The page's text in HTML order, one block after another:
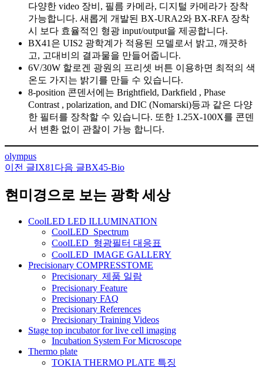
다양한 video 장비, 필름 카메라, 디지털 카메라가 장착
가능합니다. 새롭게 개발된 BX-URA2와 BX-RFA 장착
시 보다 효율적인 형광 input/output을 제공합니다.
BX41은 UIS2 광학계가 적용된 모델로서 밝고, 깨끗하
고, 고대비의 결과물을 만들어줍니다.
6V/30W 할로겐 광원의 프리셋 버튼 이용하면 최적의 색
온도 가지는 밝기를 만들 수 있습니다.
8-position 콘덴서에는 Brightfield, Darkfield , Phase
Contrast , polarization, and DIC (Nomarski)등과 같은 다양
한 필터를 장착할 수 있습니다. 또한 1.25X-100X를 콘덴
서 변환 없이 관찰이 가능 합니다.
olympus
글
네
이전 글IX81 다음 글BX45-Bio
현미경으로 보는 광학 세상
CoolLED LED ILLUMINATION
CoolLED_Spectrum
CoolLED_형광필터 대응표
CoolLED_IMAGE GALLERY
Precisionary COMPRESSTOME
Precisionary_제품 일람
Precisionary Feature
Precisionary FAQ
Precisionary References
Precisionary Training Videos
Stage top incubator for live cell imaging
Incubation System For Microscope
Thermo plate
TOKIA THERMO PLATE 특징